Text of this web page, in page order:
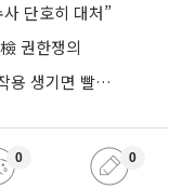
단호히 대처”
권한쟁의
정성호 “형소법 개정, 빛의 속도…부작용 생기면 빨리 고쳐야”
0 0